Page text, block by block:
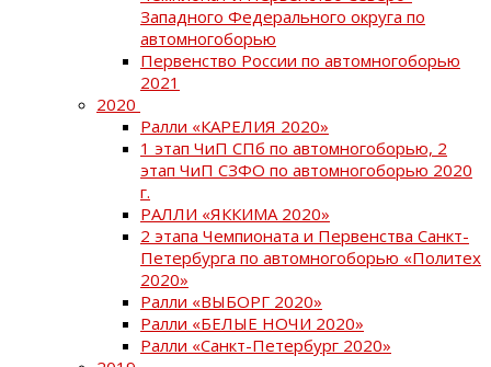
Западного Федерального округа по
автомногоборью
Первенство России по автомногоборью
2021
2020
Ралли «КАРЕЛИЯ 2020»
1 этап ЧиП СПб по автомногоборью, 2
этап ЧиП СЗФО по автомногоборью 2020
г.
РАЛЛИ «ЯККИМА 2020»
2 этапа Чемпионата и Первенства Санкт-
Петербурга по автомногоборью «Политех
2020»
Ралли «ВЫБОРГ 2020»
Ралли «БЕЛЫЕ НОЧИ 2020»
Ралли «Санкт-Петербург 2020»